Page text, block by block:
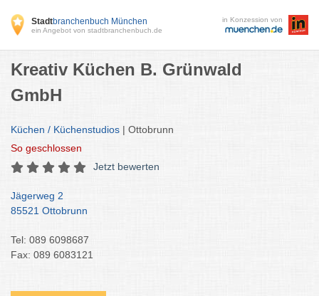
Stadtbranchenbuch München
ein Angebot von stadtbranchenbuch.de
in Konzession von
Kreativ Küchen B. Grünwald
GmbH
Küchen / Küchenstudios | Ottobrunn
So geschlossen
Jetzt bewerten
Jägerweg 2
85521 Ottobrunn
Tel: 089 6098687
Fax: 089 6083121